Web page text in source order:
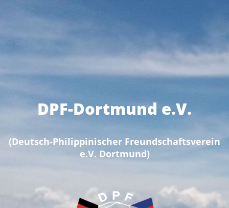
DPF-Dortmund e.V.
(Deutsch-Philippinischer Freundschaftsverein
e.V. Dortmund)